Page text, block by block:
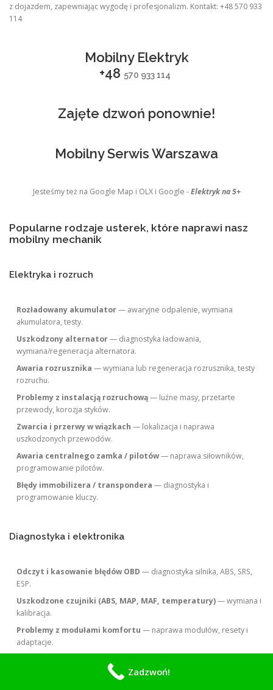
z dojazdem, zapewniając wygodę i profesjonalizm. Kontakt: +48 570 933
114
Mobilny Elektryk
+48 570 933 114
Zajęte dzwoń ponownie!
Mobilny Serwis Warszawa
Jesteśmy też na Google Map i OLX i Google -Elektryk na 5+
Popularne rodzaje usterek, które naprawi nasz
mobilny mechanik
Elektryka i rozruch
Rozładowany akumulator— awaryjne odpalenie, wymiana
akumulatora, testy.
Uszkodzony alternator— diagnostyka ładowania,
wymiana/regeneracja alternatora.
Awaria rozrusznika — wymiana lub regeneracja rozrusznika, testy
rozruchu.
Problemy z instalacją rozruchową— luźne masy, przetarte
przewody, korozja styków.
Zwarcia i przerwy w wiązkach — lokalizacja i naprawa
uszkodzonych przewodów.
Awaria centralnego zamka / pilotów— naprawa siłowników,
programowanie pilotów.
Błędy immobilizera / transpondera — diagnostyka i
programowanie kluczy.
Diagnostyka i elektronika
Odczyt i kasowanie błędów OBD — diagnostyka silnika, ABS, SRS,
ESP.
Uszkodzone czujniki (ABS, MAP, MAF, temperatury)— wymiana i
kalibracja.
Problemy z modułami komfortu — naprawa modułów, resety i
adaptacje.
Zadzwoń!